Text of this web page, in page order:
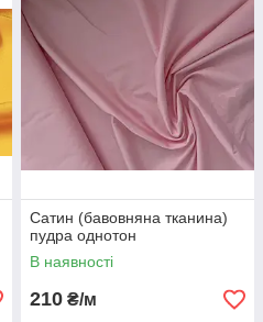
Сатин (бавовняна тканина)
пудра однотон
В наявності
210 ₴/м